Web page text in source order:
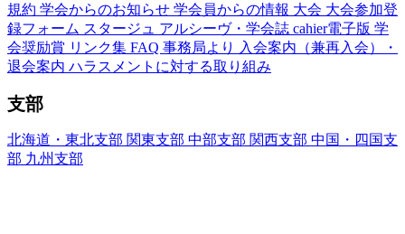
規約 学会からのお知らせ 学会員からの情報 大会 大会参加登
録フォーム スタージュ アルシーヴ・学会誌 cahier電子版 学
会奨励賞 リンク集 FAQ 事務局より
入会案内（兼再入会）・
退会案内 ハラスメントに対する取り組み
支部
北海道・東北支部 関東支部 中部支部 関西支部 中国・四国支
部 九州支部